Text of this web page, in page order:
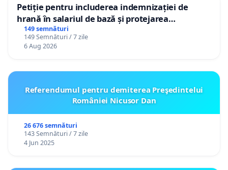
Petiție pentru includerea indemnizației de
hrană în salariul de bază și protejarea
gradațiilor de vechime pentru asistenții
personali
149 semnături
149 Semnături / 7 zile
6 Aug 2026
Referendumul pentru demiterea Preşedintelui
României Nicusor Dan
26 676 semnături
143 Semnături / 7 zile
4 Jun 2025